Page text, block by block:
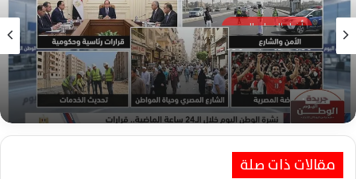
أخبار الوطن اليوم
1:30 ص15 يونيو، 2026
نشرة الوطن اليوم خلال الـ24 ساعة الماضية..
قرارات رئاسية وحكومية جديدة تمس حياة
المواطنين اليومية
مقالات ذات صلة